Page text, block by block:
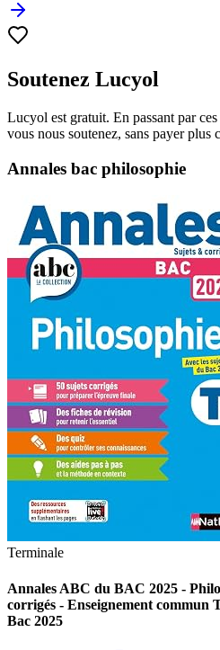
Soutenez Lucyol
Lucyol est gratuit. En passant par
vous nous soutenez, sans payer plus
Annales bac philosophie
Terminale
Annales ABC du BAC 2025 -
corrigés - Enseignement commun
Bac 2025